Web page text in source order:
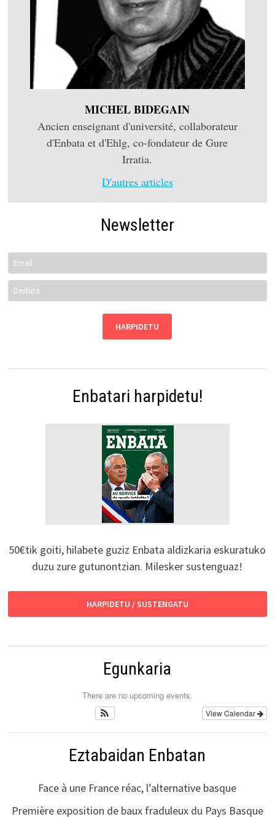
MICHEL BIDEGAIN
Ancien enseignant d'université, collaborateur
d'Enbata et d'Ehlg, co-fondateur de Gure
Irratia.
D'autres articles
Newsletter
Enbatari harpidetu!
50€tik goiti, hilabete guziz Enbata aldizkaria eskuratuko
duzu zure gutunontzian. Milesker sustenguaz!
HARPIDETU / SUSTENGATU
Egunkaria
There are no upcoming events.
View Calendar
Eztabaidan Enbatan
Face à une France réac, l’alternative basque
Première exposition de baux fraduleux du Pays Basque